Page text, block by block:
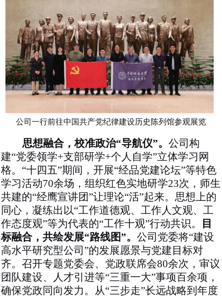
公司一行前往中国共产党纪律建设历史陈列馆参观展览
思想融合，校准政治“导航仪”。公司构
建“党委领学+支部研学+个人自学”立体学习网
格。“十四五”期间，开展“经品党建论坛”等特色
学习活动70余场，组织红色实地研学23次，师生
共建的“经鹰宣讲团”让理论“活”起来。思想上的
同心，凝练出以“工作道德观、工作人文观、工
作态度观”等为代表的“工作十观”行动共识。
目
标融合，共绘发展“路线图”。公司党委将“建设
高水平研究型公司”的发展愿景与党建目标对
齐。召开专题党委会、党政联席会80余次 ，审议
团队建设、人才引进等“三重一大”事项百余项 ，
确保党政同向发力。从“三步走”长远战略到年度